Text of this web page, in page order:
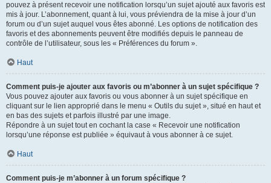
pouvez à présent recevoir une notification lorsqu’un sujet ajouté aux favoris est
mis à jour. L’abonnement, quant à lui, vous préviendra de la mise à jour d’un
forum ou d’un sujet auquel vous êtes abonné. Les options de notification des
favoris et des abonnements peuvent être modifiés depuis le panneau de
contrôle de l’utilisateur, sous les « Préférences du forum ».
Haut
Comment puis-je ajouter aux favoris ou m’abonner à un sujet spécifique ?
Vous pouvez ajouter aux favoris ou vous abonner à un sujet spécifique en
cliquant sur le lien approprié dans le menu « Outils du sujet », situé en haut et
en bas des sujets et parfois illustré par une image.
Répondre à un sujet tout en cochant la case « Recevoir une notification
lorsqu’une réponse est publiée » équivaut à vous abonner à ce sujet.
Haut
Comment puis-je m’abonner à un forum spécifique ?